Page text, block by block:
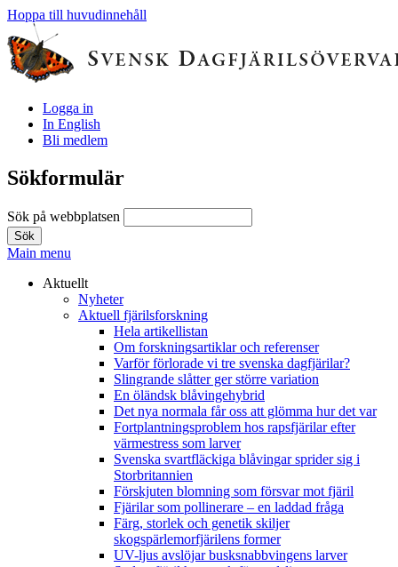
Hoppa till huvudinnehåll
Logga in
In English
Bli medlem
Sökformulär
Sök på webbplatsen
Main menu
Aktuellt
Nyheter
Aktuell fjärilsforskning
Hela artikellistan
Om forskningsartiklar och referenser
Varför förlorade vi tre svenska dagfjärilar?
Slingrande slåtter ger större variation
En öländsk blåvingehybrid
Det nya normala får oss att glömma hur det var
Fortplantningsproblem hos rapsfjärilar efter
värmestress som larver
Svenska svartfläckiga blåvingar sprider sig i
Storbritannien
Förskjuten blomning som försvar mot fjäril
Fjärilar som pollinerare – en laddad fråga
Färg, storlek och genetik skiljer
skogspärlemorfjärilens former
UV-ljus avslöjar busksnabbvingens larver